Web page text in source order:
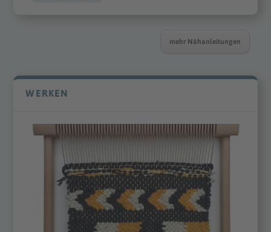
mehr Nähanleitungen
WERKEN